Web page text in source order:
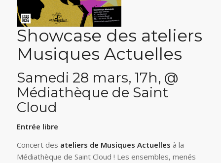
Showcase des ateliers
Musiques Actuelles
Samedi 28 mars, 17h, @
Médiathèque de Saint
Cloud
Entrée libre
Concert des ateliers de Musiques Actuelles à la
Médiathèque de Saint Cloud ! Les ensembles, menés